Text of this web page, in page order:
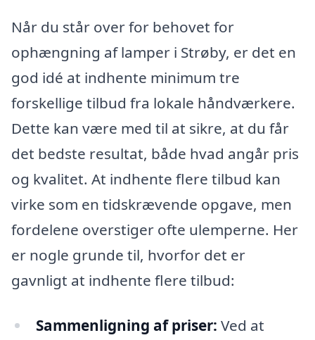
Når du står over for behovet for
ophængning af lamper i Strøby, er det en
god idé at indhente minimum tre
forskellige tilbud fra lokale håndværkere.
Dette kan være med til at sikre, at du får
det bedste resultat, både hvad angår pris
og kvalitet. At indhente flere tilbud kan
virke som en tidskrævende opgave, men
fordelene overstiger ofte ulemperne. Her
er nogle grunde til, hvorfor det er
gavnligt at indhente flere tilbud:
Sammenligning af priser: Ved at